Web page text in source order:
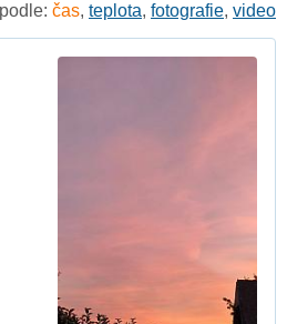
čas, teplota, fotografie, video